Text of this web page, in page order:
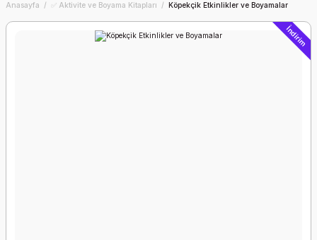
Anasayfa ✅ Aktivite ve Boyama Kitapları Köpekçik Etkinlikler ve Boyamalar
İndirim